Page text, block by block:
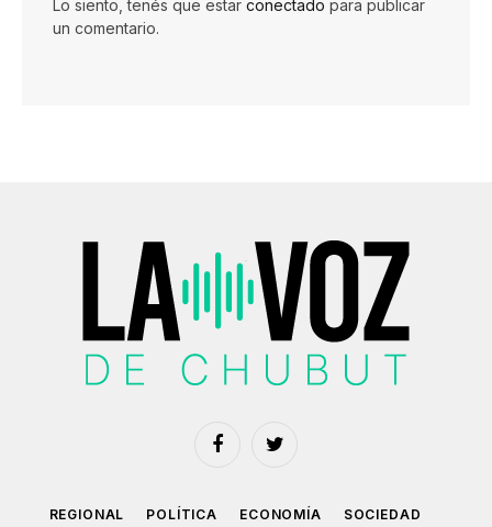
Lo siento, tenés que estar conectado para publicar
un comentario.
FacebookTwitter
REGIONAL POLÍTICA ECONOMÍA SOCIEDAD